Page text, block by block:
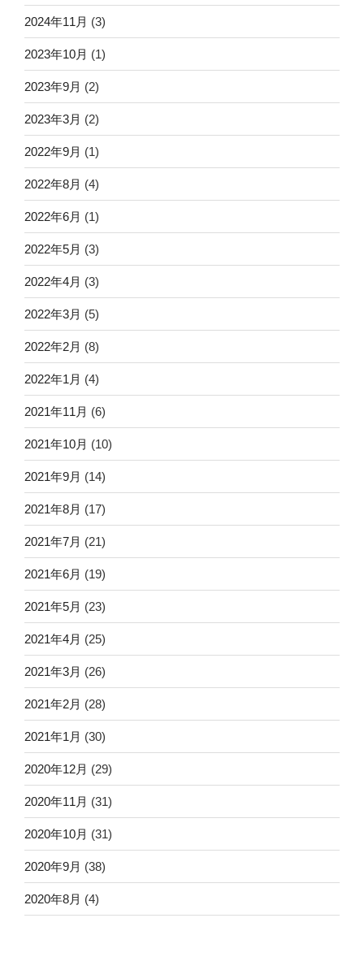
2024年11月 (3)
2023年10月 (1)
2023年9月 (2)
2023年3月 (2)
2022年9月 (1)
2022年8月 (4)
2022年6月 (1)
2022年5月 (3)
2022年4月 (3)
2022年3月 (5)
2022年2月 (8)
2022年1月 (4)
2021年11月 (6)
2021年10月 (10)
2021年9月 (14)
2021年8月 (17)
2021年7月 (21)
2021年6月 (19)
2021年5月 (23)
2021年4月 (25)
2021年3月 (26)
2021年2月 (28)
2021年1月 (30)
2020年12月 (29)
2020年11月 (31)
2020年10月 (31)
2020年9月 (38)
2020年8月 (4)